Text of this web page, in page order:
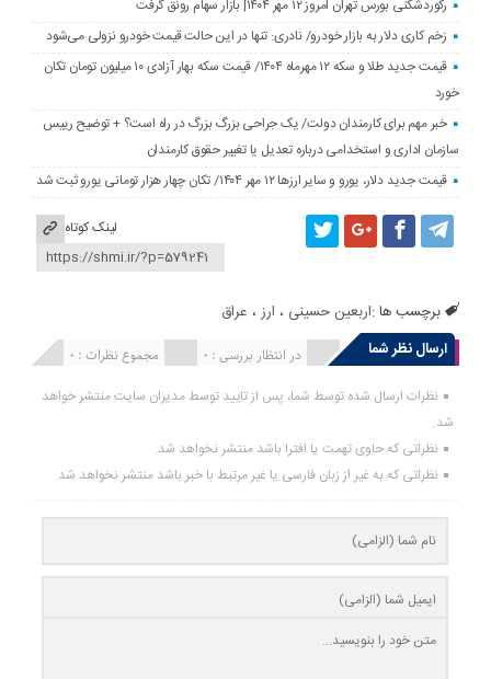
رکوردشکنی بورس تهران امروز ۱۲ مهر ۱۴۰۴| بازار سهام رونق گرفت
زخم کاری دلار به بازار خودرو/ نادری: تنها در این حالت قیمت خودرو نزولی می‌شود
قیمت جدید طلا و سکه ۱۲ مهرماه ۱۴۰۴/ قیمت سکه بهار آزادی ۱۰ میلیون تومان تکان
خورد
خبر مهم برای کارمندان دولت/ یک جراحی بزرگ بزرگ در راه است؟ + توضیح رییس
سازمان اداری و استخدامی درباره تعدیل یا تغییر حقوق کارمندان
قیمت جدید دلار، یورو و سایر ارزها ۱۲ مهر ۱۴۰۴/ تکان چهار هزار تومانی یورو ثبت شد
لینک کوتاه
برچسب ها :اربعین حسینی ، ارز ، عراق
ارسال نظر شما
مجموع نظرات : 0 در انتظار بررسی : 0 انتشار یافته : 0
نظرات ارسال شده توسط شما، پس از تایید توسط مدیران سایت منتشر خواهد
شد.
نظراتی که حاوی تهمت یا افترا باشد منتشر نخواهد شد.
نظراتی که به غیر از زبان فارسی یا غیر مرتبط با خبر باشد منتشر نخواهد شد.